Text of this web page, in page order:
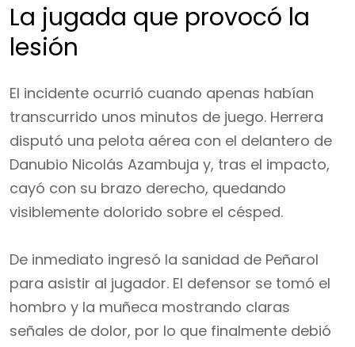
La jugada que provocó la
lesión
El incidente ocurrió cuando apenas habían
transcurrido unos minutos de juego. Herrera
disputó una pelota aérea con el delantero de
Danubio Nicolás Azambuja y, tras el impacto,
cayó con su brazo derecho, quedando
visiblemente dolorido sobre el césped.
De inmediato ingresó la sanidad de Peñarol
para asistir al jugador. El defensor se tomó el
hombro y la muñeca mostrando claras
señales de dolor, por lo que finalmente debió